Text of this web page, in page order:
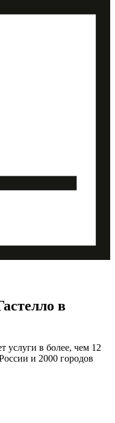
в
в более, чем 12
и 2000 городов